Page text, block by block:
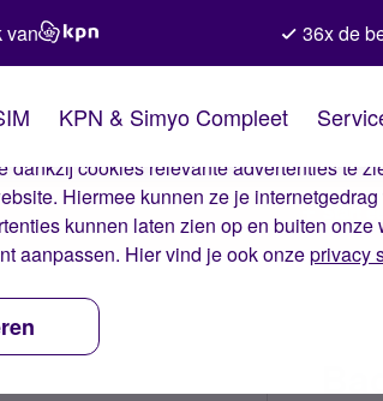
deze cookies zorgen wij ervoor dat je
cookies relevante advertenties te
Hiermee kunnen ze je
kunnen laten zien op en buiten onze
aanpassen. Hier vind je ook onzeprivacy
van 36x de
KPN & Simyo Compleet
Start